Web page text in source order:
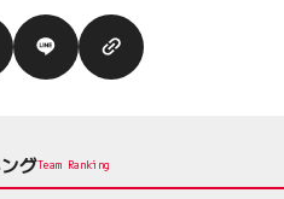
グTeam Ranking